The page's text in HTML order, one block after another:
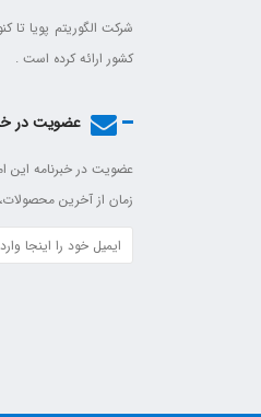
کشور ارائه کرده است .
عضویت در
عضویت در خبرنامه این
زمان از آخرین